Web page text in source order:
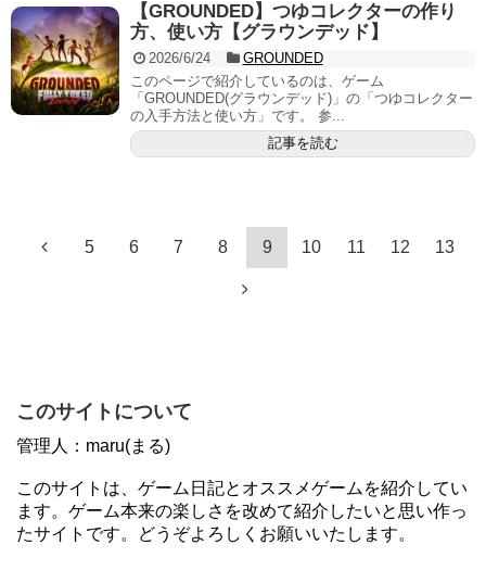
【GROUNDED】つゆコレクターの作り
方、使い方【グラウンデッド】
2026/6/24
GROUNDED
このページで紹介しているのは、ゲーム
「GROUNDED(グラウンデッド)」の「つゆコレクター
の入手方法と使い方」です。 参...
記事を読む
5 6 7 8 9 10 11 12 13
このサイトについて
管理人：maru(まる)
このサイトは、ゲーム日記とオススメゲームを紹介してい
ます。ゲーム本来の楽しさを改めて紹介したいと思い作っ
たサイトです。どうぞよろしくお願いいたします。